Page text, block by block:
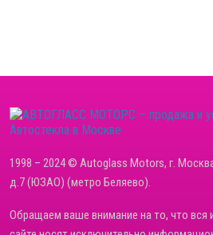
Автостекла в Москве
1998 – 2024 © Autoglass Motors, г.
д.7 (ЮЗАО) (метро Беляево).
Обращаем ваше внимание на то, что вся